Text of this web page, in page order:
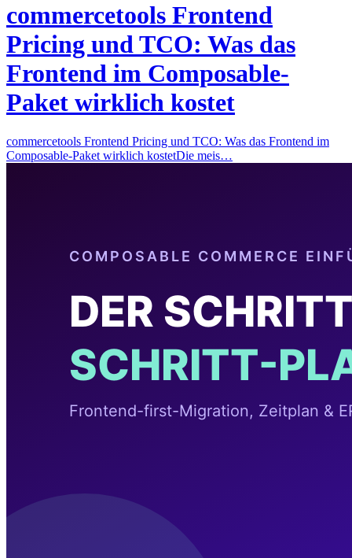
commercetools Frontend
Pricing und TCO: Was das
Frontend im Composable-
Paket wirklich kostet
commercetools Frontend Pricing und TCO: Was das Frontend im
Composable-Paket wirklich kostetDie meis…